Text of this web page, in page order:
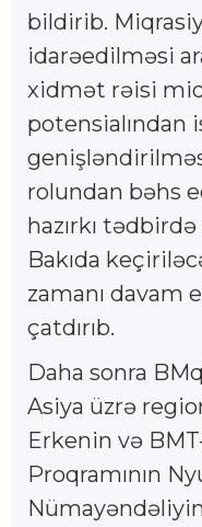
bildirib.
idarəedilməsi
xidmət rəisi
potensialından
rolundan bəhs
hazırkı
Bakıda
zamanı
çatdırıb.
Daha sonra
Asiya üzrə
Erkenin və
Proqramının